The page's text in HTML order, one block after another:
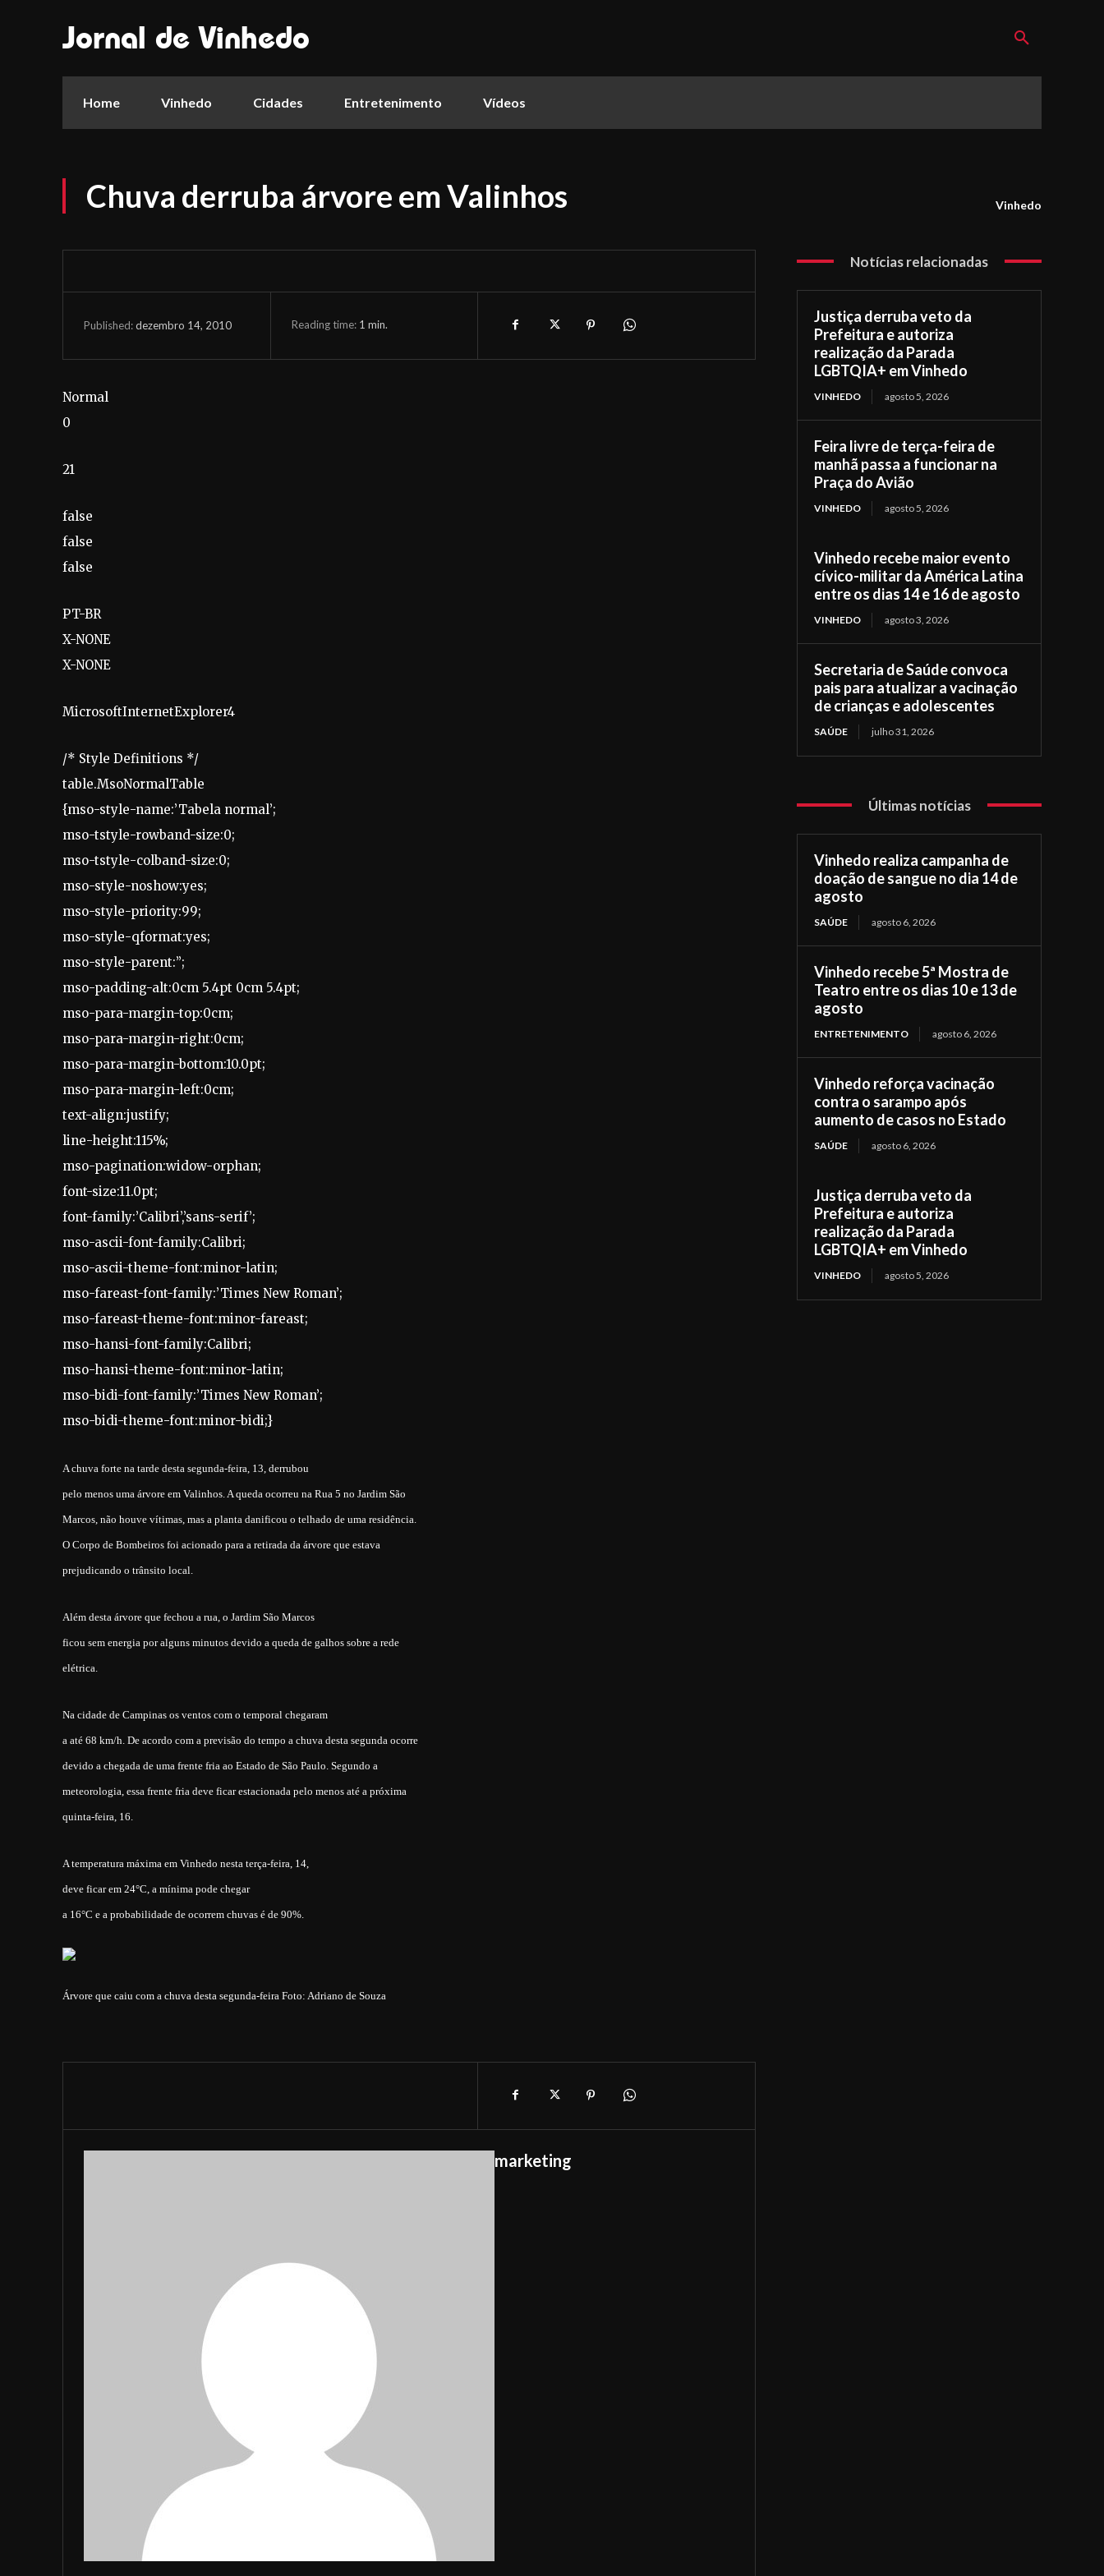
Jornal de Vinhedo
Home Vinhedo Cidades Entretenimento Vídeos
Chuva derruba árvore em Valinhos Vinhedo
Published:dezembro 14, 2010 Reading time: 1 min.
Normal
0
21
false
false
false
PT-BR
X-NONE
X-NONE
MicrosoftInternetExplorer4
/* Style Definitions */
table.MsoNormalTable
{mso-style-name:’Tabela normal’;
mso-tstyle-rowband-size:0;
mso-tstyle-colband-size:0;
mso-style-noshow:yes;
mso-style-priority:99;
mso-style-qformat:yes;
mso-style-parent:”;
mso-padding-alt:0cm 5.4pt 0cm 5.4pt;
mso-para-margin-top:0cm;
mso-para-margin-right:0cm;
mso-para-margin-bottom:10.0pt;
mso-para-margin-left:0cm;
text-align:justify;
line-height:115%;
mso-pagination:widow-orphan;
font-size:11.0pt;
font-family:’Calibri’,’sans-serif’;
mso-ascii-font-family:Calibri;
mso-ascii-theme-font:minor-latin;
mso-fareast-font-family:’Times New Roman’;
mso-fareast-theme-font:minor-fareast;
mso-hansi-font-family:Calibri;
mso-hansi-theme-font:minor-latin;
mso-bidi-font-family:’Times New Roman’;
mso-bidi-theme-font:minor-bidi;}
A chuva forte na tarde desta segunda-feira, 13, derrubou
pelo menos uma árvore em Valinhos. A queda ocorreu na Rua 5 no Jardim São
Marcos, não houve vítimas, mas a planta danificou o telhado de uma residência.
O Corpo de Bombeiros foi acionado para a retirada da árvore que estava
prejudicando o trânsito local.
Além desta árvore que fechou a rua, o Jardim São Marcos
ficou sem energia por alguns minutos devido a queda de galhos sobre a rede
elétrica.
Na cidade de Campinas os ventos com o temporal chegaram
a até 68 km/h. De acordo com a previsão do tempo a chuva desta segunda ocorre
devido a chegada de uma frente fria ao Estado de São Paulo. Segundo a
meteorologia, essa frente fria deve ficar estacionada pelo menos até a próxima
quinta-feira, 16.
A temperatura máxima em Vinhedo nesta terça-feira, 14,
deve ficar em 24°C, a mínima pode chegar
a 16°C e a probabilidade de ocorrem chuvas é de 90%.
Árvore que caiu com a chuva desta segunda-feira Foto: Adriano de Souza
marketing
Notícias relacionadas
Justiça derruba veto da
Prefeitura e autoriza
realização da Parada
LGBTQIA+ em Vinhedo
VINHEDO agosto 5, 2026
Feira livre de terça-feira de
manhã passa a funcionar na
Praça do Avião
VINHEDO agosto 5, 2026
Vinhedo recebe maior evento
cívico-militar da América Latina
entre os dias 14 e 16 de agosto
VINHEDO agosto 3, 2026
Secretaria de Saúde convoca
pais para atualizar a vacinação
de crianças e adolescentes
SAÚDE julho 31, 2026
Últimas notícias
Vinhedo realiza campanha de
doação de sangue no dia 14 de
agosto
SAÚDE agosto 6, 2026
Vinhedo recebe 5ª Mostra de
Teatro entre os dias 10 e 13 de
agosto
ENTRETENIMENTO agosto 6, 2026
Vinhedo reforça vacinação
contra o sarampo após
aumento de casos no Estado
SAÚDE agosto 6, 2026
Justiça derruba veto da
Prefeitura e autoriza
realização da Parada
LGBTQIA+ em Vinhedo
VINHEDO agosto 5, 2026